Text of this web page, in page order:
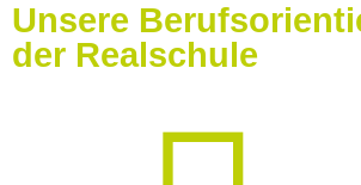
Unsere
der Realschule